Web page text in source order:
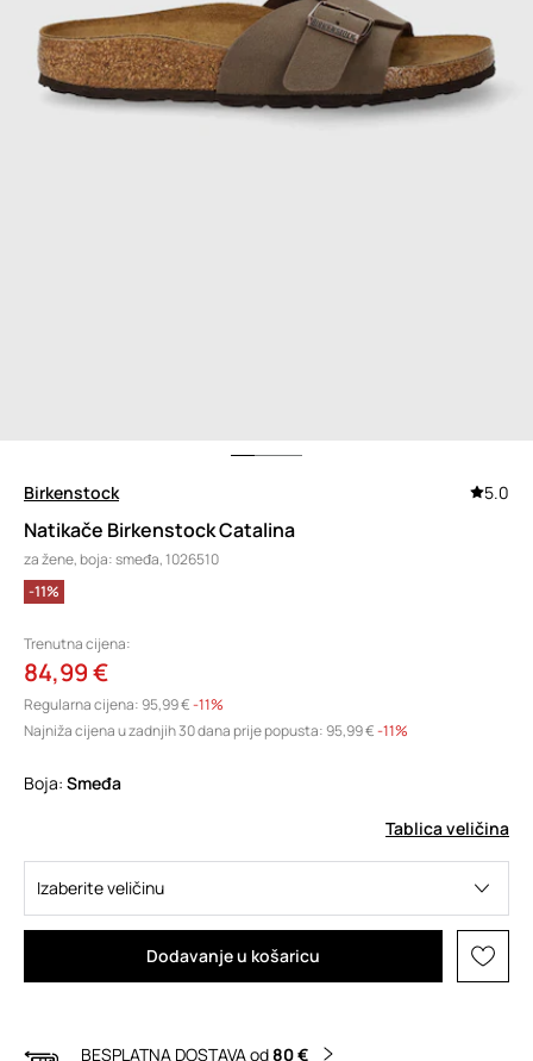
Birkenstock 5.0
Natikače Birkenstock Catalina
za žene, boja: smeđa, 1026510
-11%
Trenutna cijena:
84,99 €
Regularna cijena: 95,99 €-11%
Najniža cijena u zadnjih 30 dana prije popusta: 95,99 € -11%
Boja:
smeđa
Tablica veličina
Izaberite veličinu
Dodavanje u košaricu
BESPLATNA DOSTAVA od80 €